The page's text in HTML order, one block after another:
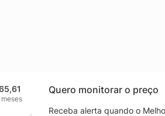
meses
Quero monitorar o preço
Receba alerta quando o